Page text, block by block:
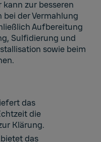
kann zur besseren
bei der Vermahlung
Aufbereitung
Sulfidierung und
sowie beim
das
die
Klärung.
das